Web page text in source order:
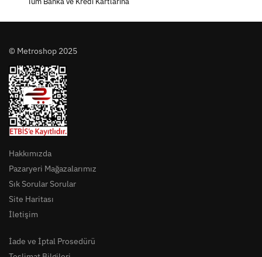
© Metroshop 2025
Hakkımızda
Pazaryeri Mağazalarımız
Sık Sorular Sorular
Site Haritası
İletişim
İade ve İptal Prosedürü